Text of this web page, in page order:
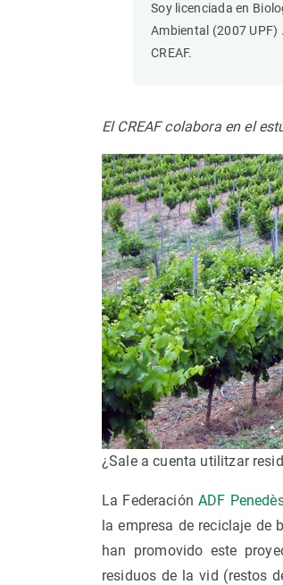
Soy licenciada en
Ambiental (2007 UPF)
CREAF.
El CREAF colabora en el
¿Sale a cuenta utilitzar
La FederaciónADF
la empresa de reciclaje de
han promovido este
residuos de la vid (restos